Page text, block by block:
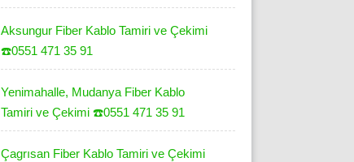
Aksungur Fiber Kablo Tamiri ve Çekimi
☎️0551 471 35 91
Yenimahalle, Mudanya Fiber Kablo
Tamiri ve Çekimi ☎️0551 471 35 91
Çagrısan Fiber Kablo Tamiri ve Çekimi